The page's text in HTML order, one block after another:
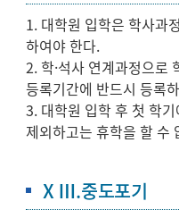
1. 대학원 입학은 학사과
하여야 한다.
2. 학·석사 연계과정으로
등록기간에 반드시 등록
3. 대학원 입학 후 첫 학
제외하고는 휴학을 할 수
ⅩⅢ.중도포기